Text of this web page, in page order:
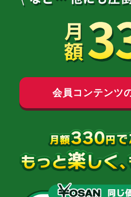
会員コンテンツ